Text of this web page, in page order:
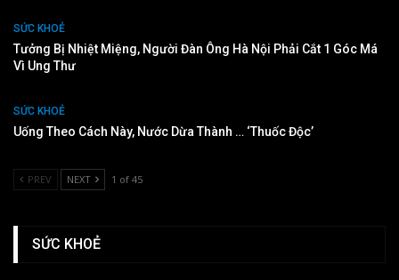
SỨC KHOẺ
Tưởng Bị Nhiệt Miệng, Người Đàn Ông Hà Nội Phải Cắt 1 Góc Má
Vì Ung Thư
SỨC KHOẺ
Uống Theo Cách Này, Nước Dừa Thành … ‘thuốc Độc’
PREV NEXT 1 of 45
SỨC KHOẺ